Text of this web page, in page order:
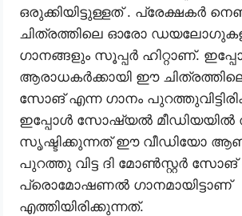
ഒരുക്കിയിട്ടുള്ളത് . പ്രേക്ഷകർ
ചിത്രത്തിലെ ഓരോ
ഗാനങ്ങളും സൂപ്പർ ഹിറ്റാണ്.
ആരാധകർക്കായി ഈ
സോങ് എന്ന ഗാനം
ഇപ്പോൾ സോഷ്യൽ മീഡിയയിൽ
സൃഷ്ടിക്കുന്നത് ഈ വീഡിയോ
പുറത്തു വിട്ട ദി മോൺസ്റ്റർ
പ്രൊമോഷണൽ ഗാനമായിട്ടാണ്
എത്തിയിരിക്കുന്നത്.